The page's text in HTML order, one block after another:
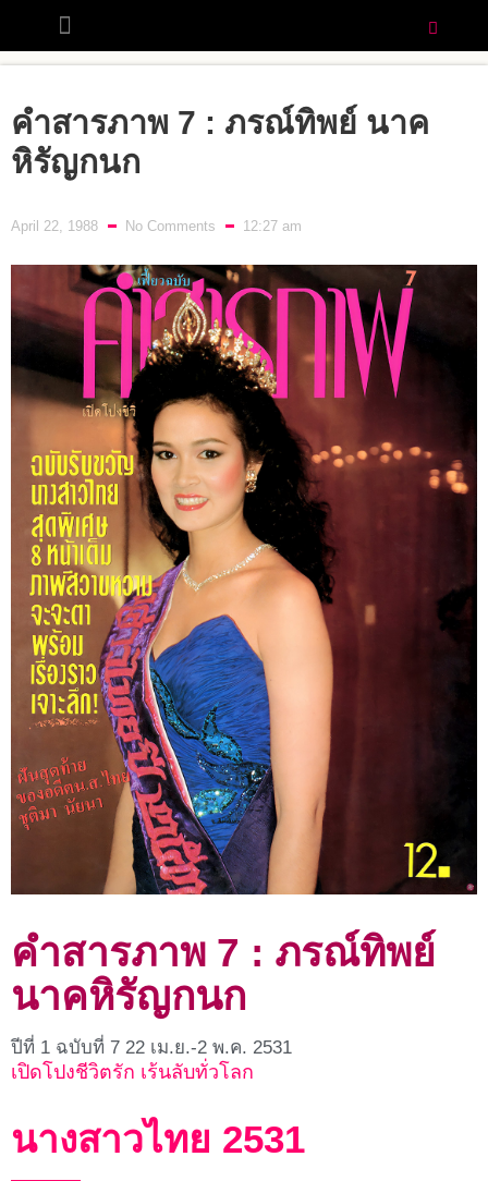
คำสารภาพ 7 : ภรณ์ทิพย์ นาค
หิรัญกนก
April 22, 1988 No Comments 12:27 am
คำสารภาพ 7 : ภรณ์ทิพย์
นาคหิรัญกนก
ปีที่ 1 ฉบับที่ 7 22 เม.ย.-2 พ.ค. 2531
เปิดโปงชีวิตรัก เร้นลับทั่วโลก
นางสาวไทย 2531